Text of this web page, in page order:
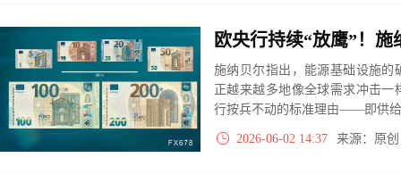
施纳贝尔指出，能源基础设施的
正越来越多地像全球需求冲击
行按兵不动的标准理由——即供给
2026-06-02 14:37 来源：原